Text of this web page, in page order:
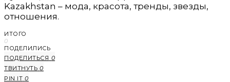
Kazakhstan – мода, красота, тренды, звезды,
отношения.
ИТОГО
0
ПОДЕЛИЛИСЬ
ПОДЕЛИТЬСЯ 0
ТВИТНУТЬ 0
PIN IT 0